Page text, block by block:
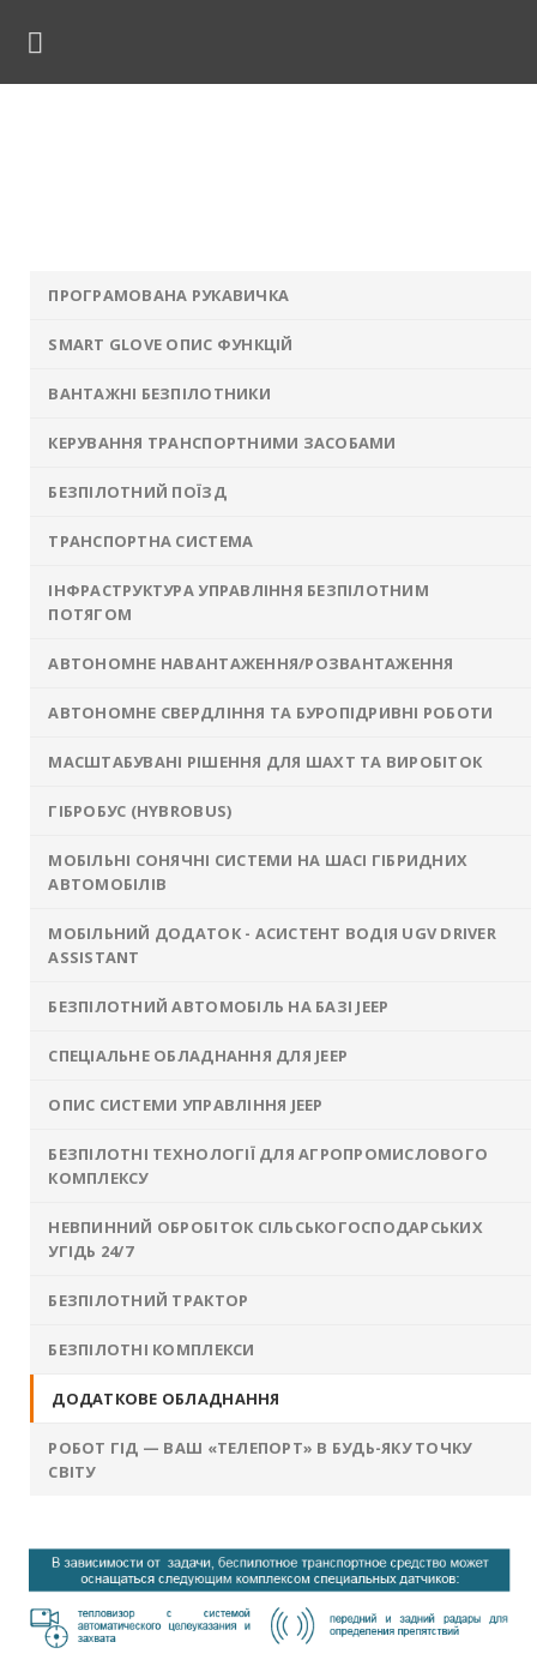
ПРОГРАМОВАНА РУКАВИЧКА
SMART GLOVE ОПИС ФУНКЦІЙ
ВАНТАЖНІ БЕЗПІЛОТНИКИ
КЕРУВАННЯ ТРАНСПОРТНИМИ ЗАСОБАМИ
БЕЗПІЛОТНИЙ ПОЇЗД
ТРАНСПОРТНА СИСТЕМА
ІНФРАСТРУКТУРА УПРАВЛІННЯ БЕЗПІЛОТНИМ
ПОТЯГОМ
АВТОНОМНЕ НАВАНТАЖЕННЯ/РОЗВАНТАЖЕННЯ
АВТОНОМНЕ СВЕРДЛІННЯ ТА БУРОПІДРИВНІ РОБОТИ
МАСШТАБУВАНІ РІШЕННЯ ДЛЯ ШАХТ ТА ВИРОБІТОК
ГІБРОБУС (HYBROBUS)
МОБІЛЬНІ СОНЯЧНІ СИСТЕМИ НА ШАСІ ГІБРИДНИХ
АВТОМОБІЛІВ
МОБІЛЬНИЙ ДОДАТОК - АСИСТЕНТ ВОДІЯ UGV DRIVER
ASSISTANT
БЕЗПІЛОТНИЙ АВТОМОБІЛЬ НА БАЗІ JEEP
СПЕЦІАЛЬНЕ ОБЛАДНАННЯ ДЛЯ JEEP
ОПИС СИСТЕМИ УПРАВЛІННЯ JEEP
БЕЗПІЛОТНІ ТЕХНОЛОГІЇ ДЛЯ АГРОПРОМИСЛОВОГО
КОМПЛЕКСУ
НЕВПИННИЙ ОБРОБІТОК СІЛЬСЬКОГОСПОДАРСЬКИХ
УГІДЬ 24/7
БЕЗПІЛОТНИЙ ТРАКТОР
БЕЗПІЛОТНІ КОМПЛЕКСИ
ДОДАТКОВЕ ОБЛАДНАННЯ
РОБОТ ГІД — ВАШ «ТЕЛЕПОРТ» В БУДЬ-ЯКУ ТОЧКУ
СВІТУ